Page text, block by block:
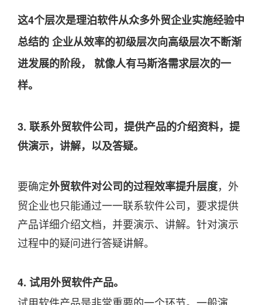
这4个层次是理泊软件从众多外贸企业实施经验中
总结的 企业从效率的初级层次向高级层次不断渐
进发展的阶段， 就像人有马斯洛需求层次的一
样。
3. 联系外贸软件公司，提供产品的介绍资料，提
供演示，讲解，以及答疑。
要确定外贸软件对公司的过程效率提升层度，外
贸企业也只能通过一一联系软件公司，要求提供
产品详细介绍文档，并要演示、讲解。针对演示
过程中的疑问进行答疑讲解。
4. 试用外贸软件产品。